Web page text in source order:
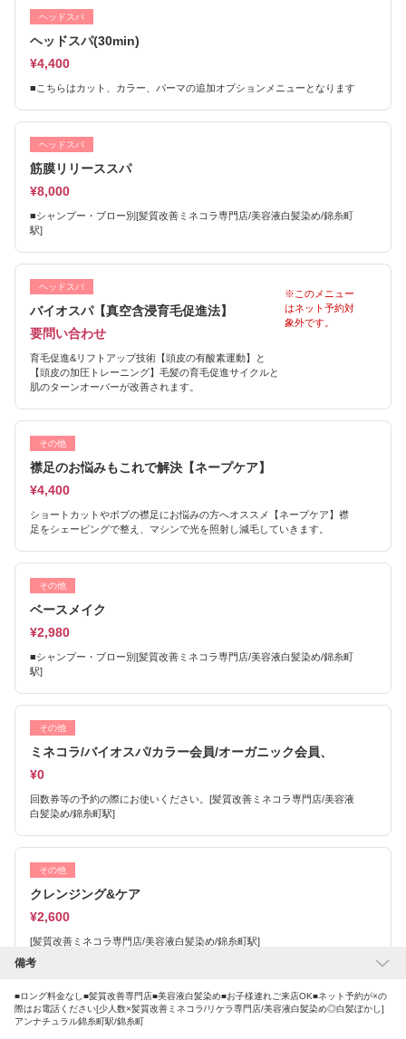
ヘッドスパ
ヘッドスパ(30min)
¥4,400
■こちらはカット、カラー、パーマの追加オプションメニューとなります
ヘッドスパ
筋膜リリーススパ
¥8,000
■シャンプー・ブロー別[髪質改善ミネコラ専門店/美容液白髪染め/錦糸町
駅]
ヘッドスパ
バイオスパ【真空含浸育毛促進法】
要問い合わせ
育毛促進&リフトアップ技術【頭皮の有酸素運動】と
【頭皮の加圧トレーニング】毛髪の育毛促進サイクルと
肌のターンオーバーが改善されます。
※このメニュー
はネット予約対
象外です。
その他
襟足のお悩みもこれで解決【ネープケア】
¥4,400
ショートカットやボブの襟足にお悩みの方へオススメ【ネープケア】襟
足をシェービングで整え、マシンで光を照射し減毛していきます。
その他
ベースメイク
¥2,980
■シャンプー・ブロー別[髪質改善ミネコラ専門店/美容液白髪染め/錦糸町
駅]
その他
ミネコラ/バイオスパ/カラー会員/オーガニック会員、
¥0
回数券等の予約の際にお使いください。[髪質改善ミネコラ専門店/美容液
白髪染め/錦糸町駅]
その他
クレンジング&ケア
¥2,600
[髪質改善ミネコラ専門店/美容液白髪染め/錦糸町駅]
その他
ヘアセット
備考
■ロング料金なし■髪質改善専門店■美容液白髪染め■お子様連れご来店OK■ネット予約が×の
際はお電話ください[少人数×髪質改善ミネコラ/リケラ専門店/美容液白髪染め◎白髪ぼかし]
アンナチュラル錦糸町駅/錦糸町